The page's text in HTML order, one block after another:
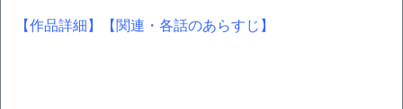
【作品詳細】 【関連・各話のあらすじ】